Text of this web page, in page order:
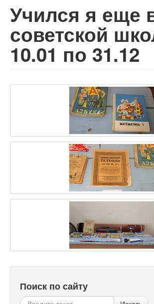
Учился я еще
советской
10.01 по 31.12
Поиск по сайту